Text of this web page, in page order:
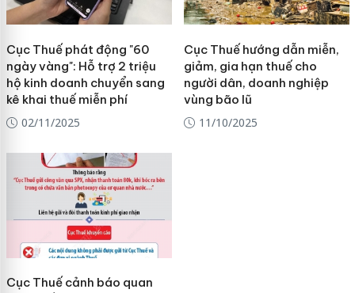
Cục Thuế phát động "60
ngày vàng": Hỗ trợ 2 triệu
hộ kinh doanh chuyển sang
kê khai thuế miễn phí
02/11/2025
Cục Thuế hướng dẫn miễn,
giảm, gia hạn thuế cho
người dân, doanh nghiệp
vùng bão lũ
11/10/2025
Cục Thuế cảnh báo quan